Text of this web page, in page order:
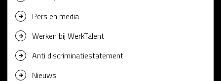
Pers en media
Werken bij WerkTalent
Anti discriminatiestatement
Nieuws